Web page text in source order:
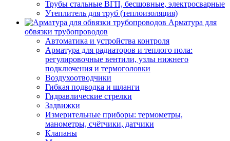
Трубы стальные ВГП, бесшовные, электросварные
Утеплитель для труб (теплоизоляция)
Арматура для
обвязки трубопроводов
Автоматика и устройства контроля
Арматура для радиаторов и теплого пола:
регулировочные вентили, узлы нижнего
подключения и термоголовки
Воздухоотводчики
Гибкая подводка и шланги
Гидравлические стрелки
Задвижки
Измерительные приборы: термометры,
манометры, счётчики, датчики
Клапаны